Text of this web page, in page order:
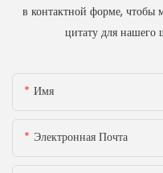
в контактной форме, чтобы
цитату для нашего
Имя
Электронная Почта